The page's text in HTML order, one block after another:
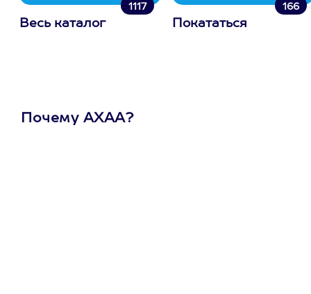
1117
Весь каталог
166
Покататься
Почему АХАА?